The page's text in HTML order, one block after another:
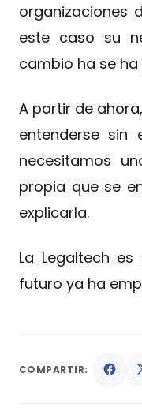
organizaciones
este caso su
cambio ha se
A partir de
entenderse
necesitamos
propia que se
explicarla.
La Legaltech
futuro ya ha
COMPARTIR: